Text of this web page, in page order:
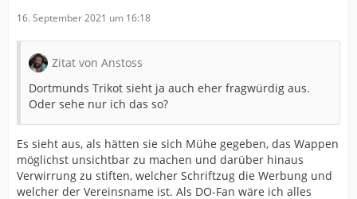
16. September 2021 um 16:18
Zitat von Anstoss
Dortmunds Trikot sieht ja auch eher fragwürdig aus.
Oder sehe nur ich das so?
Es sieht aus, als hätten sie sich Mühe gegeben, das Wappen
möglichst unsichtbar zu machen und darüber hinaus
Verwirrung zu stiften, welcher Schriftzug die Werbung und
welcher der Vereinsname ist. Als DO-Fan wäre ich alles